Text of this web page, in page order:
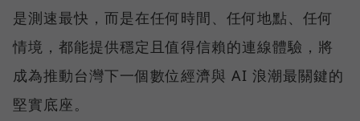
是測速最快，而是在任何時間、任何地點、任何
情境，都能提供穩定且值得信賴的連線體驗，將
成為推動台灣下一個數位經濟與 AI 浪潮最關鍵的
堅實底座。